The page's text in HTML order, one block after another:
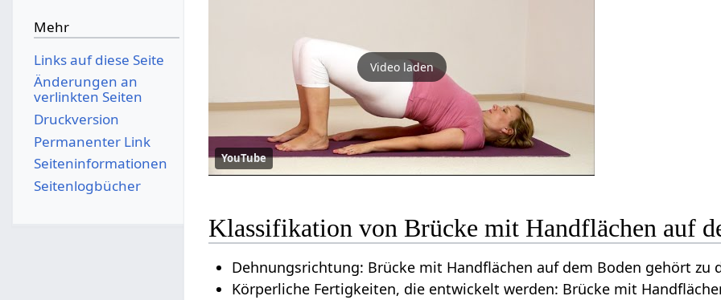
Video laden
YouTube
Klassifikation von Brücke mit Handflächen auf
Dehnungsrichtung: Brücke mit Handflächen auf dem Boden gehört zu
Körperliche Fertigkeiten, die entwickelt werden: Brücke mit
Mehr
Links auf diese Seite
Änderungen an
verlinkten Seiten
Druckversion
Permanenter Link
Seiten­­informationen
Seitenlogbücher